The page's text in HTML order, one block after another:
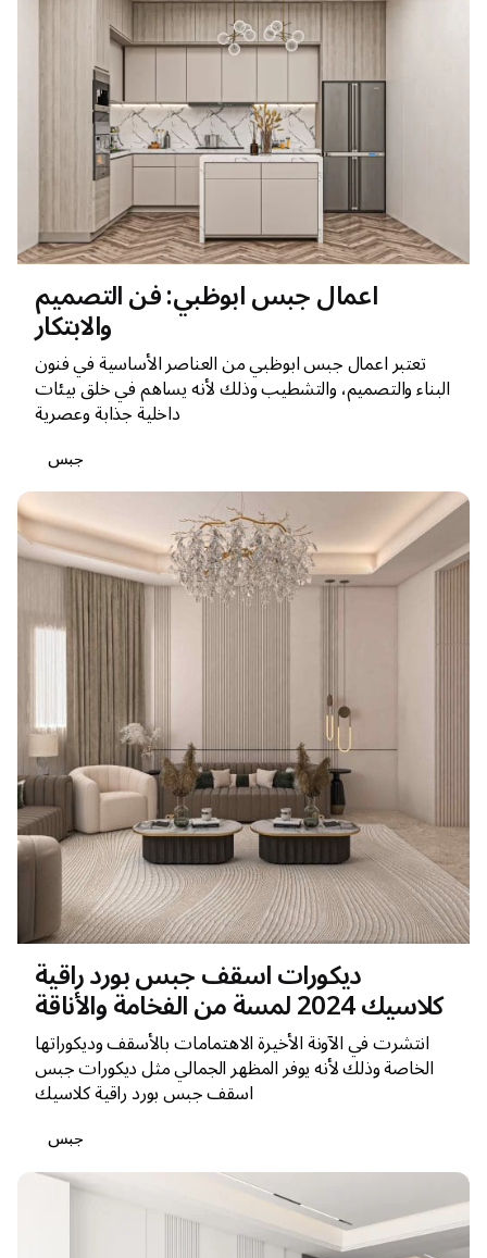
اعمال جبس ابوظبي: فن التصميم
تعتبر اعمال جبس ابوظبي من العناصر الأساسية في فنون
البناء والتصميم، والتشطيب وذلك لأنه يساهم في خلق بيئات
داخلية جذابة وعصرية
جبس
ديكورات اسقف جبس بورد راقية
كلاسيك 2024 لمسة من الفخامة والأناقة
انتشرت في الآونة الأخيرة الاهتمامات بالأسقف وديكوراتها
الخاصة وذلك لأنه يوفر المظهر الجمالي مثل ديكورات جبس
اسقف جبس بورد راقية كلاسيك
جبس